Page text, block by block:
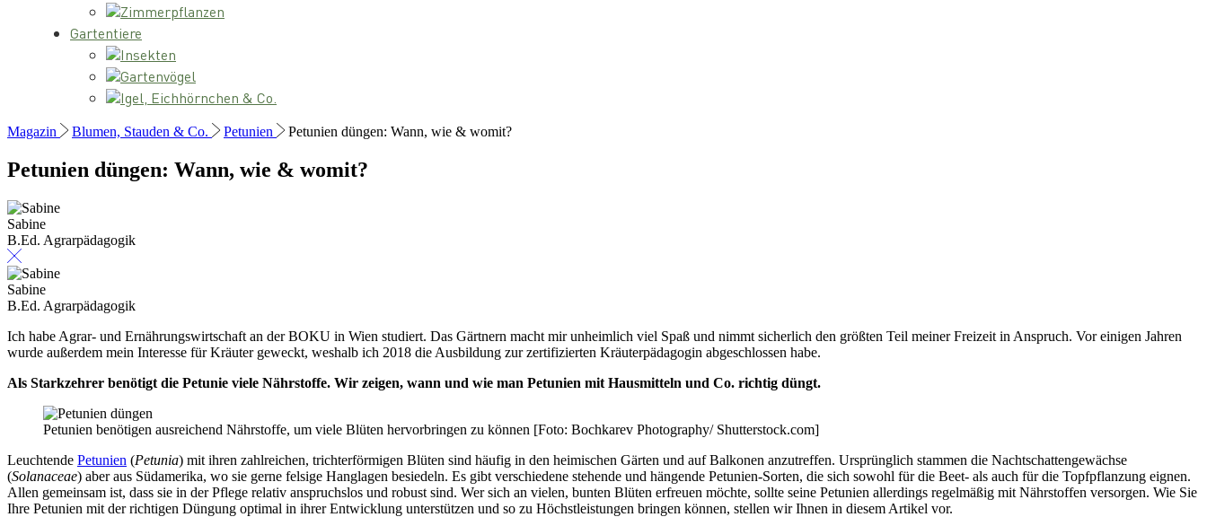
Zimmerpflanzen
Gartentiere
Insekten
Gartenvögel
Igel, Eichhörnchen & Co.
Magazin Blumen, Stauden & Co. Petunien Petunien düngen: Wann, wie & womit?
Petunien düngen: Wann, wie & womit?
Sabine
B.Ed. Agrarpädagogik
Sabine
B.Ed. Agrarpädagogik
Ich habe Agrar- und Ernährungswirtschaft an der BOKU in Wien studiert. Das Gärtnern macht mir unheimlich viel Spaß und nimmt sicherlich den größten Teil meiner Freizeit in Anspruch. Vor einigen Jahren
wurde außerdem mein Interesse für Kräuter geweckt, weshalb ich 2018 die Ausbildung zur zertifizierten Kräuterpädagogin abgeschlossen habe.
Als Starkzehrer benötigt die Petunie viele Nährstoffe. Wir zeigen, wann und wie man Petunien mit Hausmitteln und Co. richtig düngt.
Petunien benötigen ausreichend Nährstoffe, um viele Blüten hervorbringen zu können [Foto: Bochkarev Photography/ Shutterstock.com]
Leuchtende Petunien (Petunia) mit ihren zahlreichen, trichterförmigen Blüten sind häufig in den heimischen Gärten und auf Balkonen anzutreffen. Ursprünglich stammen die Nachtschattengewächse
(Solanaceae) aber aus Südamerika, wo sie gerne felsige Hanglagen besiedeln. Es gibt verschiedene stehende und hängende Petunien-Sorten, die sich sowohl für die Beet- als auch für die Topfpflanzung eignen.
Allen gemeinsam ist, dass sie in der Pflege relativ anspruchslos und robust sind. Wer sich an vielen, bunten Blüten erfreuen möchte, sollte seine Petunien allerdings regelmäßig mit Nährstoffen versorgen. Wie Sie
Ihre Petunien mit der richtigen Düngung optimal in ihrer Entwicklung unterstützen und so zu Höchstleistungen bringen können, stellen wir Ihnen in diesem Artikel vor.